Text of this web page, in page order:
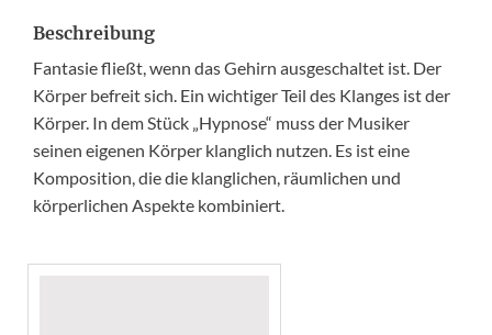
Beschreibung
Fantasie fließt, wenn das Gehirn ausgeschaltet ist. Der
Körper befreit sich. Ein wichtiger Teil des Klanges ist der
Körper. In dem Stück „Hypnose“ muss der Musiker
seinen eigenen Körper klanglich nutzen. Es ist eine
Komposition, die die klanglichen, räumlichen und
körperlichen Aspekte kombiniert.